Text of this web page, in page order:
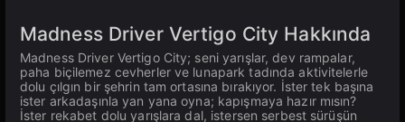
Madness Driver Vertigo City Hakkında
Madness Driver Vertigo City; seni yarışlar, dev rampalar,
paha biçilemez cevherler ve lunapark tadında aktivitelerle
dolu çılgın bir şehrin tam ortasına bırakıyor. İster tek başına
ister arkadaşınla yan yana oyna; kapışmaya hazır mısın?
İster rekabet dolu yarışlara dal, istersen serbest sürüşün